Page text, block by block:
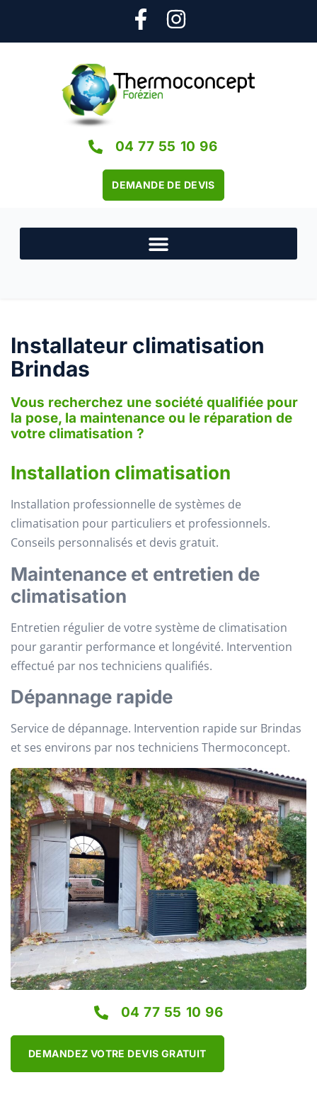
04 77 55 10 96
DEMANDE DE DEVIS
Installateur climatisation
Brindas
Vous recherchez une société qualifiée pour
la pose, la maintenance ou le réparation de
votre climatisation ?
Installation climatisation
Installation professionnelle de systèmes de
climatisation pour particuliers et professionnels.
Conseils personnalisés et devis gratuit.
Maintenance et entretien de
climatisation
Entretien régulier de votre système de climatisation
pour garantir performance et longévité. Intervention
effectué par nos techniciens qualifiés.
Dépannage rapide
Service de dépannage. Intervention rapide sur Brindas
et ses environs par nos techniciens Thermoconcept.
04 77 55 10 96
DEMANDEZ VOTRE DEVIS GRATUIT